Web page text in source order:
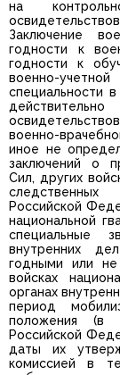
на
Заключение
годности к
годности к
военно-
специальности
военно-
иное не
заключений о
Сил, других
Российской
национальной
специальные
внутренних
годными или
войсках
органах
период
положения (в
Российской
даты их
комиссией в